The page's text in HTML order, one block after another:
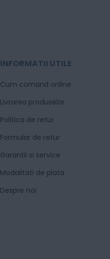
INFORMATII UTILE
Cum comand online
Livrarea produselor
Politica de retur
Formular de retur
Garantii si service
Modalitati de plata
Despre noi